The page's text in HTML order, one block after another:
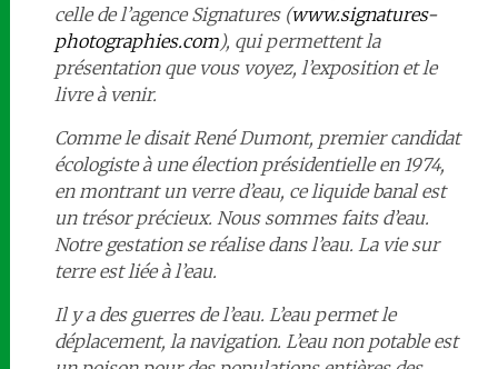
celle de l’agence Signatures (www.signatures-
photographies.com), qui permettent la
présentation que vous voyez, l’exposition et le
livre à venir.
Comme le disait René Dumont, premier candidat
écologiste à une élection présidentielle en 1974,
en montrant un verre d’eau, ce liquide banal est
un trésor précieux. Nous sommes faits d’eau.
Notre gestation se réalise dans l’eau. La vie sur
terre est liée à l’eau.
Il y a des guerres de l’eau. L’eau permet le
déplacement, la navigation. L’eau non potable est